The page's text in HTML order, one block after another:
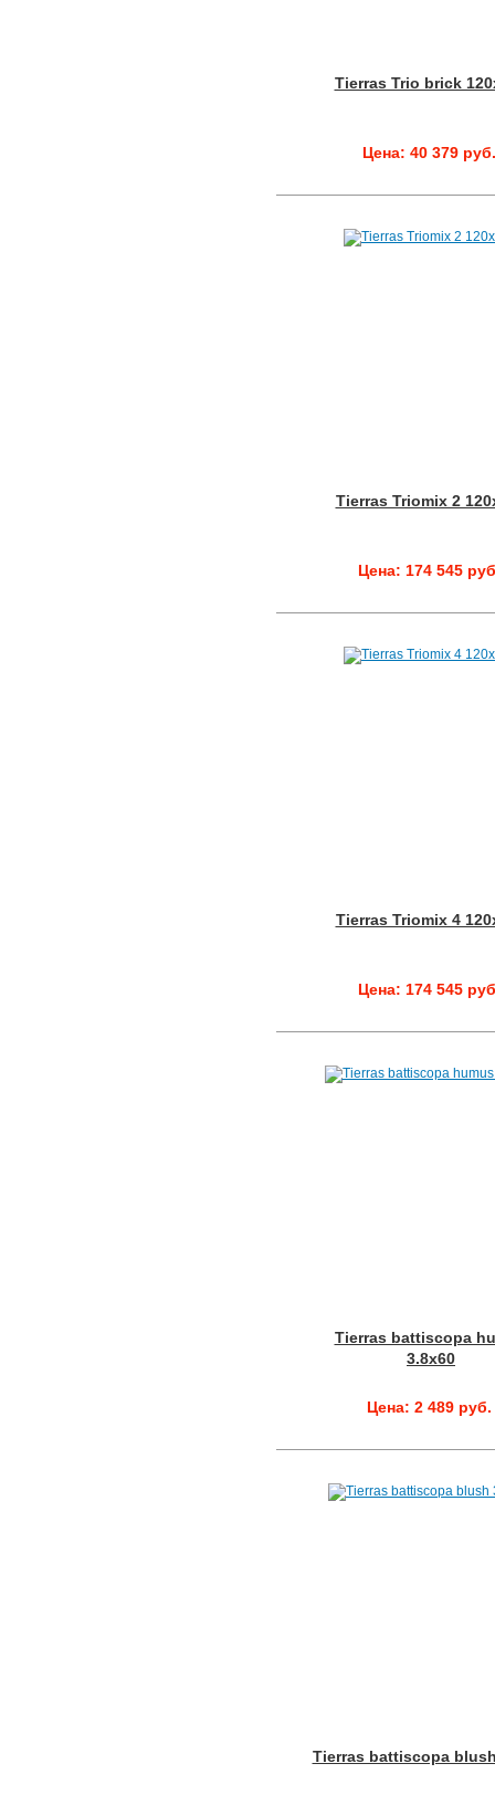
Tierras Trio brick
Цена: 40 379 руб.
Tierras Triomix 2
Цена: 174 545
Tierras Triomix 4
Цена: 174 545
Tierras battiscopa
3.8x60
Цена: 2 489 руб.
Tierras battiscopa